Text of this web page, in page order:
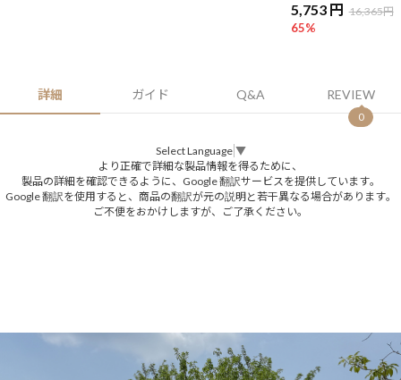
5,753 円 16,365円
65%
詳細 ガイド Q&A REVIEW
0
Select Language ▼
より正確で詳細な製品情報を得るために、
製品の詳細を確認できるように、Google 翻訳サービスを提供しています。
Google 翻訳を使用すると、商品の翻訳が元の説明と若干異なる場合があります。
ご不便をおかけしますが、ご了承ください。